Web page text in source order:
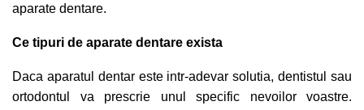
aparate dentare.
Ce tipuri de aparate dentare exista
Daca aparatul dentar este intr-adevar solutia, dentistul sau
ortodontul va prescrie unul specific nevoilor voastre.